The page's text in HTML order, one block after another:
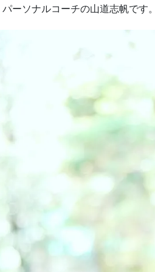
パーソナルコーチの山道志帆です